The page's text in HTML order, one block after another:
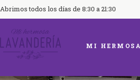
Abrimos todos los días de 8:30 a 21:30
MI